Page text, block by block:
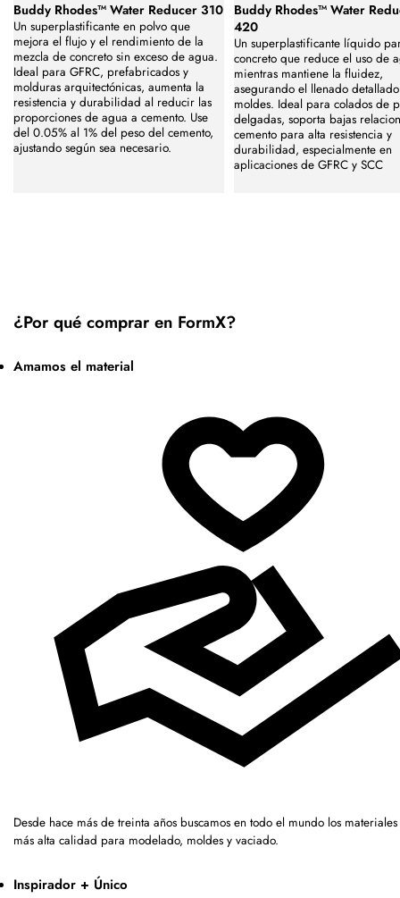
Buddy Rhodes™ Water Reducer 310
Un superplastificante en polvo que
mejora el flujo y el rendimiento de la
mezcla de concreto sin exceso de agua.
Ideal para GFRC, prefabricados y
molduras arquitectónicas, aumenta la
resistencia y durabilidad al reducir las
proporciones de agua a cemento. Use
del 0.05% al 1% del peso del cemento,
ajustando según sea necesario.
Buddy Rhodes™ Water
420
Un superplastificante líquido
concreto que reduce el uso de
mientras mantiene la fluidez,
asegurando el llenado
moldes. Ideal para colados de
delgadas, soporta bajas
cemento para alta resistencia y
durabilidad, especialmente en
aplicaciones de GFRC y SCC
¿Por qué comprar en FormX?
Amamos el material
Desde hace más de treinta años buscamos en todo el mundo los
más alta calidad para modelado, moldes y vaciado.
Inspirador + Único